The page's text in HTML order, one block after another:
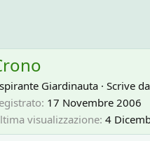
Giardinauta · Scrive da
17 Novembre 2006
visualizzazione 4